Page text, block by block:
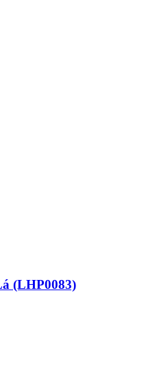
(LHP0083)